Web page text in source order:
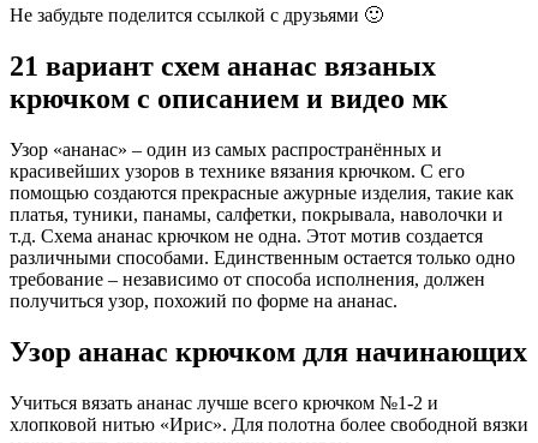
Не забудьте поделится ссылкой с друзьями 🙂
21 вариант схем ананас вязаных
крючком с описанием и видео мк
Узор «ананас» – один из самых распространённых и
красивейших узоров в технике вязания крючком. С его
помощью создаются прекрасные ажурные изделия, такие как
платья, туники, панамы, салфетки, покрывала, наволочки и
т.д. Схема ананас крючком не одна. Этот мотив создается
различными способами. Единственным остается только одно
требование – независимо от способа исполнения, должен
получиться узор, похожий по форме на ананас.
Узор ананас крючком для начинающих
Учиться вязать ананас лучше всего крючком №1-2 и
хлопковой нитью «Ирис». Для полотна более свободной вязки